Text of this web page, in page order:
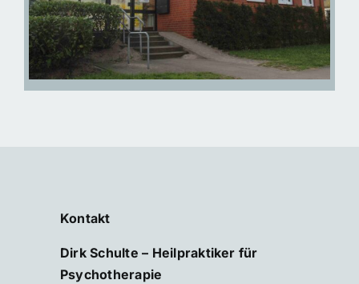
Kontakt
Dirk Schulte – Heilpraktiker für
Psychotherapie